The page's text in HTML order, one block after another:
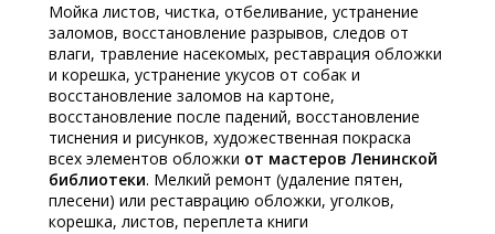
Мойка листов, чистка, отбеливание, устранение
заломов, восстановление разрывов, следов от
влаги, травление насекомых, реставрация обложки
и корешка, устранение укусов от собак и
восстановление заломов на картоне,
восстановление после падений, восстановление
тиснения и рисунков, художественная покраска
всех элементов обложки от мастеров Ленинской
библиотеки. Мелкий ремонт (удаление пятен,
плесени) или реставрацию обложки, уголков,
корешка, листов, переплета книги